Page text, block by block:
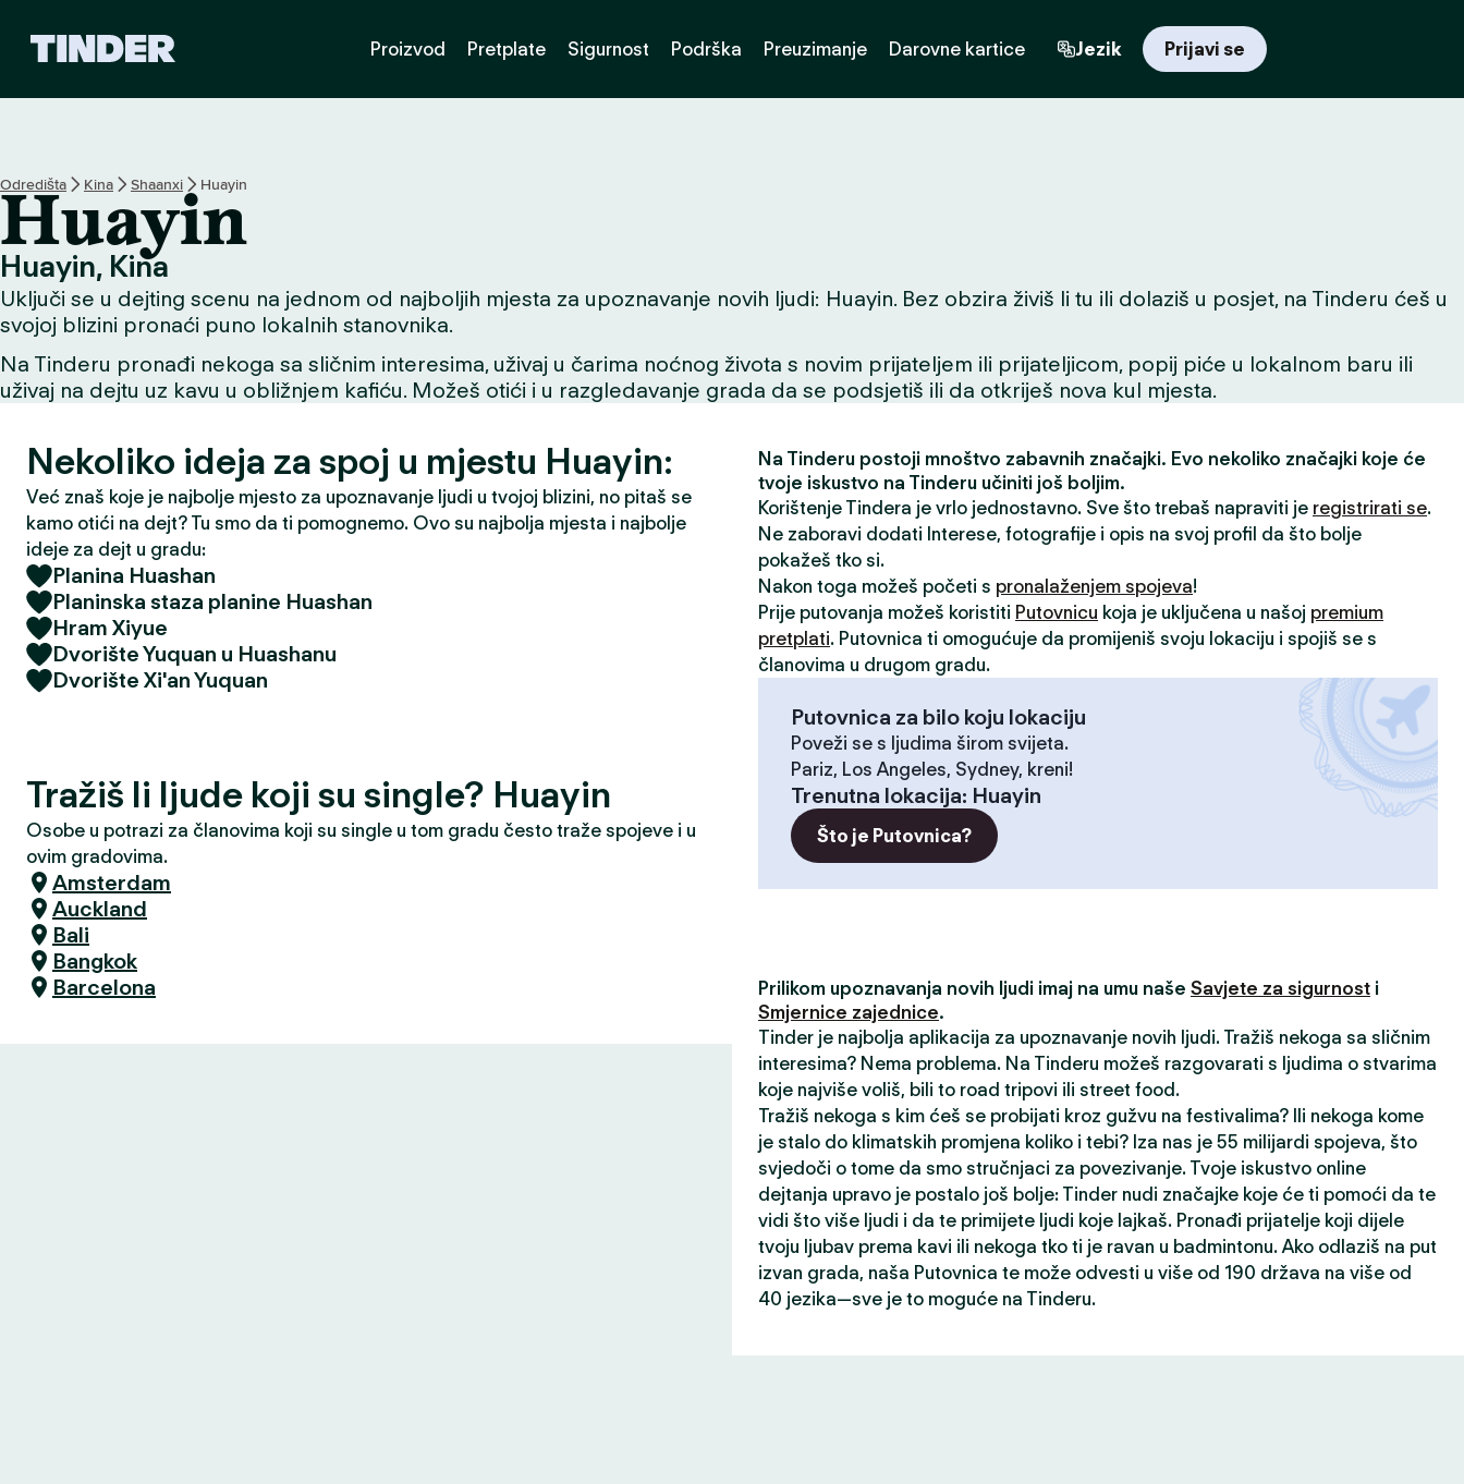
n
a
v
n
c
a
Proizvod Pretplate Sigurnost Podrška Preuzimanje Darovne kartice Jezik Prijavi se
Odredišta Kina Shaanxi Huayin
Huayin
Huayin, Kina
Uključi se u dejting scenu na jednom od najboljih mjesta za upoznavanje novih ljudi: Huayin. Bez obzira živiš li tu ili dolaziš u posjet, na Tinderu ćeš u
svojoj blizini pronaći puno lokalnih stanovnika.
Na Tinderu pronađi nekoga sa sličnim interesima, uživaj u čarima noćnog života s novim prijateljem ili prijateljicom, popij piće u lokalnom baru ili
uživaj na dejtu uz kavu u obližnjem kafiću. Možeš otići i u razgledavanje grada da se podsjetiš ili da otkriješ nova kul mjesta.
Nekoliko ideja za spoj u mjestu Huayin:
Već znaš koje je najbolje mjesto za upoznavanje ljudi u tvojoj blizini, no pitaš se
kamo otići na dejt? Tu smo da ti pomognemo. Ovo su najbolja mjesta i najbolje
ideje za dejt u gradu:
Planina Huashan
Planinska staza planine Huashan
Hram Xiyue
Dvorište Yuquan u Huashanu
Dvorište Xi'an Yuquan
Tražiš li ljude koji su single? Huayin
Osobe u potrazi za članovima koji su single u tom gradu često traže spojeve i u
ovim gradovima.
Amsterdam
Auckland
Bali
Bangkok
Barcelona
Na Tinderu postoji mnoštvo zabavnih značajki. Evo nekoliko značajki koje će
tvoje iskustvo na Tinderu učiniti još boljim.
Korištenje Tindera je vrlo jednostavno. Sve što trebaš napraviti je registrirati se.
Ne zaboravi dodati Interese, fotografije i opis na svoj profil da što bolje
pokažeš tko si.
Nakon toga možeš početi s pronalaženjem spojeva!
Prije putovanja možeš koristiti Putovnicu koja je uključena u našoj premium
pretplati. Putovnica ti omogućuje da promijeniš svoju lokaciju i spojiš se s
članovima u drugom gradu.
Putovnica za bilo koju lokaciju
Poveži se s ljudima širom svijeta.
Pariz, Los Angeles, Sydney, kreni!
Trenutna lokacija: Huayin
Što je Putovnica?
Prilikom upoznavanja novih ljudi imaj na umu naše Savjete za sigurnost i
Smjernice zajednice.
Tinder je najbolja aplikacija za upoznavanje novih ljudi. Tražiš nekoga sa sličnim
interesima? Nema problema. Na Tinderu možeš razgovarati s ljudima o stvarima
koje najviše voliš, bili to road tripovi ili street food.
Tražiš nekoga s kim ćeš se probijati kroz gužvu na festivalima? Ili nekoga kome
je stalo do klimatskih promjena koliko i tebi? Iza nas je 55 milijardi spojeva, što
svjedoči o tome da smo stručnjaci za povezivanje. Tvoje iskustvo online
dejtanja upravo je postalo još bolje: Tinder nudi značajke koje će ti pomoći da te
vidi što više ljudi i da te primijete ljudi koje lajkaš. Pronađi prijatelje koji dijele
tvoju ljubav prema kavi ili nekoga tko ti je ravan u badmintonu. Ako odlaziš na put
izvan grada, naša Putovnica te može odvesti u više od 190 država na više od
40 jezika—sve je to moguće na Tinderu.